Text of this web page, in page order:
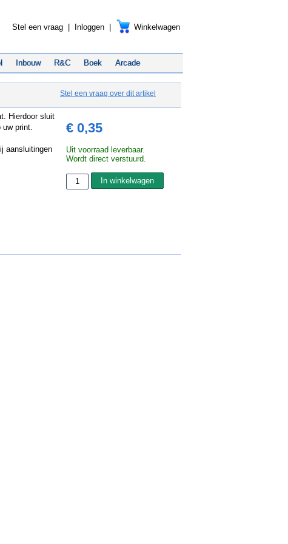
Stel een vraag Inloggen Winkelwagen
Inbouw R&C Boek Arcade
Stel een vraag over dit artikel
Hierdoor sluit
uw print.
aansluitingen
€ 0,35
Uit voorraad leverbaar.
Wordt direct verstuurd.